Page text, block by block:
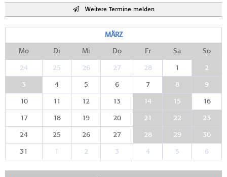
Weitere Termine melden
MÄRZ
Mo Di Mi Do Fr Sa So
24 25 26 27 28 1 2
3 4 5 6 7 8 9
10 11 12 13 14 15 16
17 18 19 20 21 22 23
24 25 26 27 28 29 30
31 1 2 3 4 5 6